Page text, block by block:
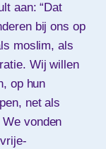
aan: “Dat
bij ons op
moslim, als
Wij willen
op hun
net als
vonden